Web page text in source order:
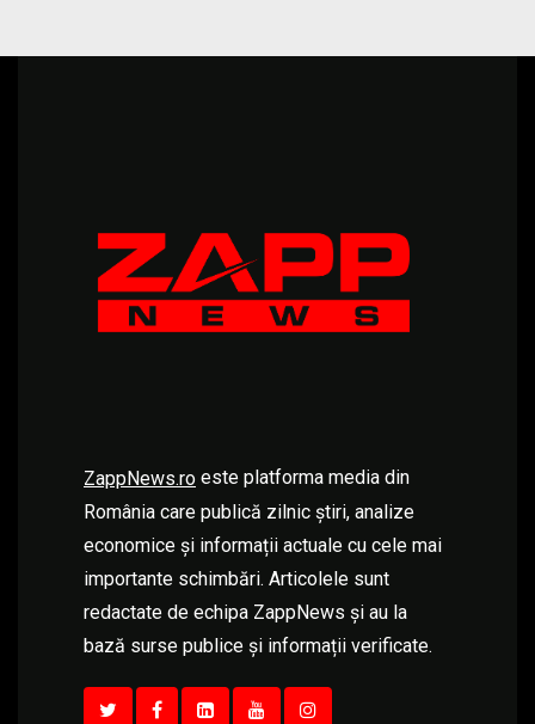
ZappNews.ro este platforma media din
România care publică zilnic știri, analize
economice și informații actuale cu cele mai
importante schimbări. Articolele sunt
redactate de echipa ZappNews și au la
bază surse publice și informații verificate.